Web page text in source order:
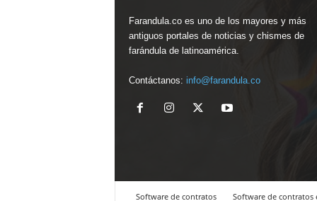
Farandula.co es uno de los mayores y más
antiguos portales de noticias y chismes de
farándula de latinoamérica.
Contáctanos: info@farandula.co
Software de contratos Software de contratos